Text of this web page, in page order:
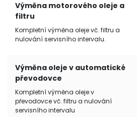
Výměna motorového oleje a
filtru
Kompletní výměna oleje vč. filtru a
nulování servisního intervalu.
Výměna oleje v automatické
převodovce
Kompletní výměna oleje v
převodovce vč. filtru a nulování
servisního intervalu